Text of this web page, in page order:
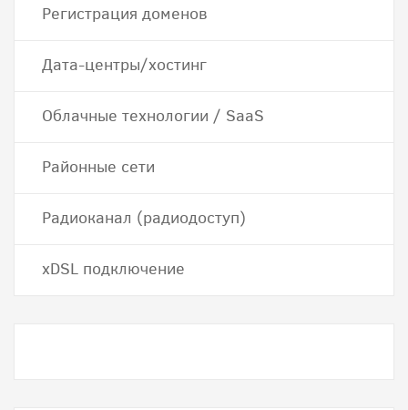
Регистрация доменов
Дата-центры/хостинг
Облачные технологии / SaaS
Районные сети
Радиоканал (радиодоступ)
хDSL подключение